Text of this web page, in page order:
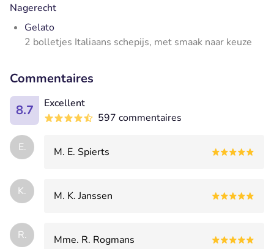
Nagerecht
Gelato
2 bolletjes Italiaans schepijs, met smaak naar keuze
Commentaires
8.7
Excellent
597 commentaires
E. M. E. Spierts
K. M. K. Janssen
R. Mme. R. Rogmans